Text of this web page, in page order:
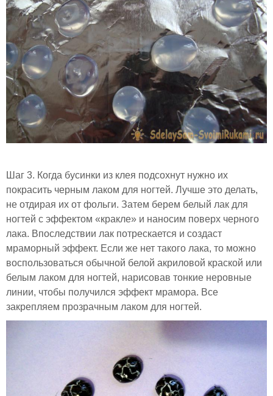
Шаг 3. Когда бусинки из клея подсохнут нужно их
покрасить черным лаком для ногтей. Лучше это делать,
не отдирая их от фольги. Затем берем белый лак для
ногтей с эффектом «кракле» и наносим поверх черного
лака. Впоследствии лак потрескается и создаст
мраморный эффект. Если же нет такого лака, то можно
воспользоваться обычной белой акриловой краской или
белым лаком для ногтей, нарисовав тонкие неровные
линии, чтобы получился эффект мрамора. Все
закрепляем прозрачным лаком для ногтей.